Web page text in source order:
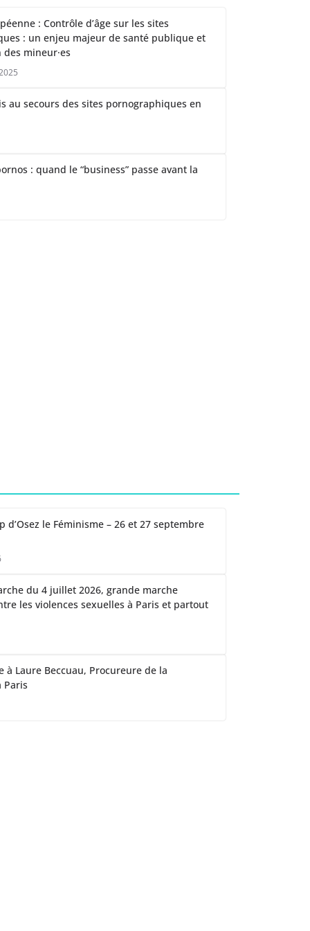
: Contrôle d’âge sur les sites
: un enjeu majeur de santé publique et
mineur·es
au secours des sites pornographiques en
: quand le “business” passe avant la
d’Osez le Féminisme – 26 et 27 septembre
du 4 juillet 2026, grande marche
les violences sexuelles à Paris et partout
à Laure Beccuau, Procureure de la
Paris